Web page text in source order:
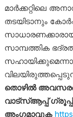
മാർക്കറ്റിലെ
തടയിടാനും
സാമ്പത്തിക
തൊഴിൽ
വാട്സ്ആപ്പ്
അംഗമാവുക